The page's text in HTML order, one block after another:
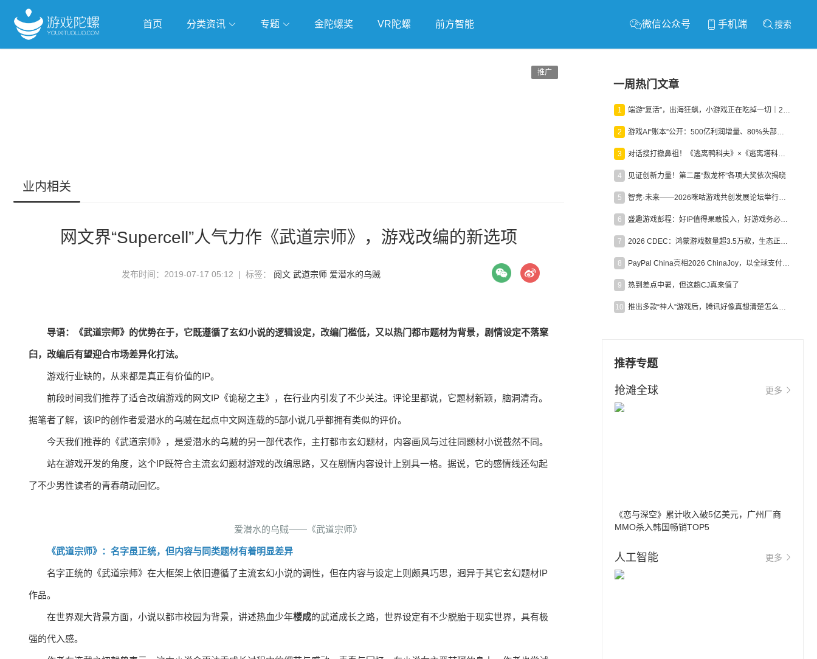
首页 分类资讯 专题 金陀螺奖 VR陀螺 前方智能 微信公众号 手机端 搜索
推广
业内相关
网文界“Supercell”人气力作《武道宗师》，游戏改编的新选项
发布时间：2019-07-17 05:12 | 标签： 阅文 武道宗师 爱潜水的乌贼
导语：《武道宗师》的优势在于，它既遵循了玄幻小说的逻辑设定，改编门槛低，又以热门都市题材为背景，剧情设定不落窠
臼，改编后有望迎合市场差异化打法。
游戏行业缺的，从来都是真正有价值的IP。
前段时间我们推荐了适合改编游戏的网文IP《诡秘之主》，在行业内引发了不少关注。评论里都说，它题材新颖，脑洞清奇。
据笔者了解，该IP的创作者爱潜水的乌贼在起点中文网连载的5部小说几乎都拥有类似的评价。
今天我们推荐的《武道宗师》，是爱潜水的乌贼的另一部代表作，主打都市玄幻题材，内容画风与过往同题材小说截然不同。
站在游戏开发的角度，这个IP既符合主流玄幻题材游戏的改编思路，又在剧情内容设计上别具一格。据说，它的感情线还勾起
了不少男性读者的青春萌动回忆。
爱潜水的乌贼——《武道宗师》
《武道宗师》：名字虽正统，但内容与同类题材有着明显差异
名字正统的《武道宗师》在大框架上依旧遵循了主流玄幻小说的调性，但在内容与设定上则颇具巧思，迥异于其它玄幻题材IP
作品。
在世界观大背景方面，小说以都市校园为背景，讲述热血少年楼成的武道成长之路，世界设定有不少脱胎于现实世界，具有极
强的代入感。
一周热门文章
1 端游“复活”，出海狂飙，小游戏正在吃掉一切｜2026上半年产业报告
2 游戏AI“账本”公开：500亿利润增量、80%头部入局，谁在闷声发财？
3 对话搜打撤鼻祖！《逃离鸭科夫》×《逃离塔科夫》官方线下沙龙落幕
4 见证创新力量！第二届“数龙杯”各项大奖依次揭晓
5 智竞·未来——2026咪咕游戏共创发展论坛举行：聚力精品内容、AI创作与电竞生态，共建高品质益智健康游戏社区
6 盛趣游戏彭程：好IP值得果敢投入，好游戏务必长效经营
7 2026 CDEC：鸿蒙游戏数量超3.5万款，生态正循环加速产业高质量发展
8 PayPal China亮相2026 ChinaJoy，以全球支付能力助力中国游戏企业深化全球运营
9 热到差点中暑，但这趟CJ真来值了
10 推出多款“神人”游戏后，腾讯好像真想清楚怎么做二次元了
推荐专题
抢滩全球 更多
《恋与深空》累计收入破5亿美元，广州厂商
MMO杀入韩国畅销TOP5
人工智能 更多